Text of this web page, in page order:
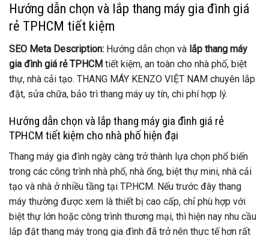
Hướng dẫn chọn và lắp thang máy gia đình giá
rẻ TPHCM tiết kiệm
SEO Meta Description: Hướng dẫn chọn và lắp thang máy
gia đình giá rẻ TPHCM tiết kiệm, an toàn cho nhà phố, biệt
thự, nhà cải tạo. THANG MÁY KENZO VIỆT NAM chuyên lắp
đặt, sửa chữa, bảo trì thang máy uy tín, chi phí hợp lý.
Hướng dẫn chọn và lắp thang máy gia đình giá rẻ
TPHCM tiết kiệm cho nhà phố hiện đại
Thang máy gia đình ngày càng trở thành lựa chọn phổ biến
trong các công trình nhà phố, nhà ống, biệt thự mini, nhà cải
tạo và nhà ở nhiều tầng tại TP.HCM. Nếu trước đây thang
máy thường được xem là thiết bị cao cấp, chỉ phù hợp với
biệt thự lớn hoặc công trình thương mại, thì hiện nay nhu cầu
lắp đặt thang máy trong gia đình đã trở nên thực tế hơn rất